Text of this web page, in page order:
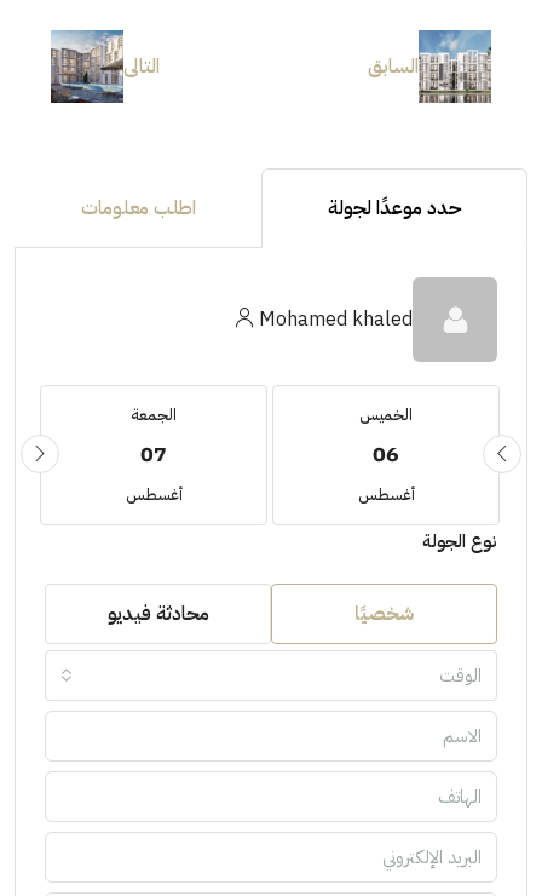
السابق التالى
حدد موعدًا لجولة اطلب معلومات
Mohamed khaled
الخميس
06
أغسطس
الجمعة
07
أغسطس
نوع الجولة
شخصيًا محادثة فيديو
الوقت